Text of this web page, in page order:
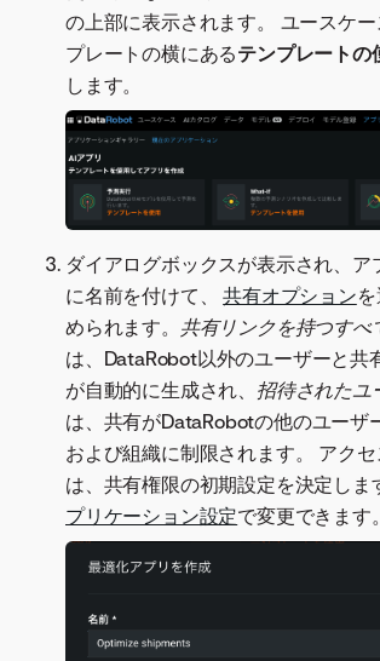
の上部に表示されます。 ユースケ
プレートの横にあるテンプレートの
します。
ダイアログボックスが表示され、ア
に名前を付けて、共有オプション
められます。 共有リンクを持つすべ
は、DataRobot以外のユーザーと共
が自動的に生成され、 招待されたユ
は、共有がDataRobotの他のユーザ
および組織に制限されます。 アク
は、共有権限の初期設定を決定しま
プリケーション設定で変更できます。